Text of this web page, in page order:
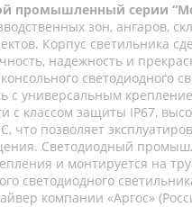
промышленный серии
зон, ангаров,
Корпус светильника
надежность и
светодиодного
универсальным
с классом защиты IP67,
что позволяет
Светодиодный
и монтируется на
светодиодного
компании «Аргос»